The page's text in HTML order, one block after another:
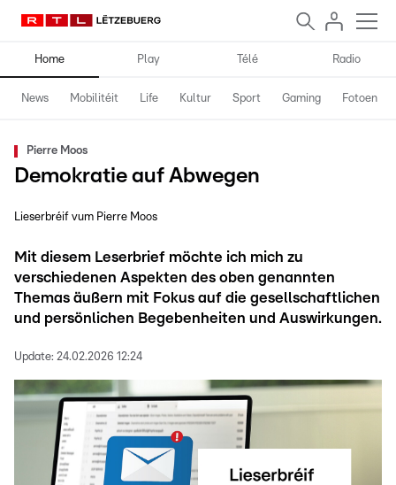
Home Play Télé Radio
News Mobilitéit Life Kultur Sport Gaming Fotoen
Pierre Moos
Demokratie auf Abwegen
Lieserbréif vum Pierre Moos
Mit diesem Leserbrief möchte ich mich zu
verschiedenen Aspekten des oben genannten
Themas äußern mit Fokus auf die gesellschaftlichen
und persönlichen Begebenheiten und Auswirkungen.
Update: 24.02.2026 12:24